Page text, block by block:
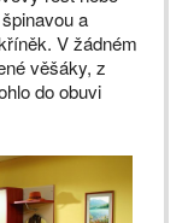
a
V žádném
věšáky, z
do obuvi